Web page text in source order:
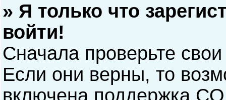
» Я только что
войти!
Сначала проверьте
Если они верны, то
включена поддержка